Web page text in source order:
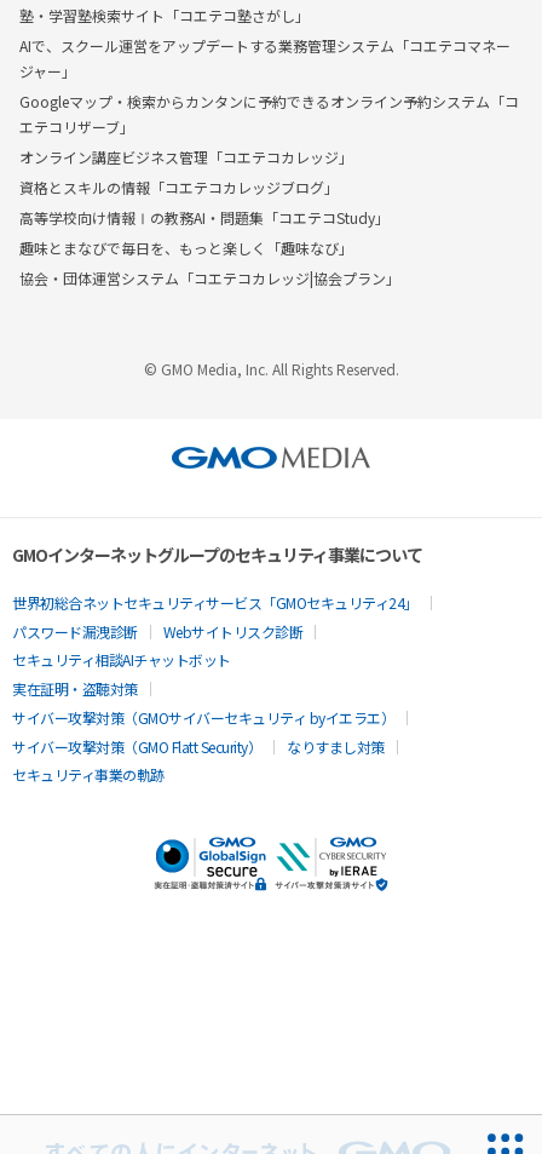
塾・学習塾検索サイト「コエテコ塾さがし」
AIで、スクール運営をアップデートする業務管理システム「コエテコマネー
ジャー」
Googleマップ・検索からカンタンに予約できるオンライン予約システム「コ
エテコリザーブ」
オンライン講座ビジネス管理「コエテコカレッジ」
資格とスキルの情報「コエテコカレッジブログ」
高等学校向け情報Ⅰの教務AI・問題集「コエテコStudy」
趣味とまなびで毎日を、もっと楽しく「趣味なび」
協会・団体運営システム「コエテコカレッジ|協会プラン」
© GMO Media, Inc. All Rights Reserved.
GMOインターネットグループのセキュリティ事業について
世界初総合ネットセキュリティサービス「GMOセキュリティ24」
パスワード漏洩診断
Webサイトリスク診断
セキュリティ相談AIチャットボット
実在証明・盗聴対策
サイバー攻撃対策（GMOサイバーセキュリティ byイエラエ）
サイバー攻撃対策（GMO Flatt Security）
なりすまし対策
セキュリティ事業の軌跡